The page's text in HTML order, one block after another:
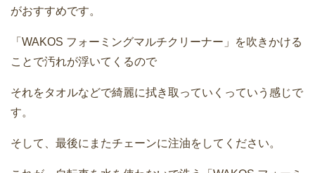
がおすすめです。
「WAKOS フォーミングマルチクリーナー」を吹きかける
ことで汚れが浮いてくるので
それをタオルなどで綺麗に拭き取っていくっていう感じで
す。
そして、最後にまたチェーンに注油をしてください。